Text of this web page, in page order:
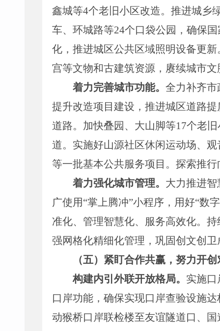
鑫城等4个老旧小区改造。 推进城乡
车、环城路等24个口袋公园 ，确保
化 ，推进城区公共区域照明设备更新
宫等文物和古建筑资源，赓续城市
着力完善城市功能。 全力补齐
提升改造项目建设 ， 推进城区道路提
道路。 加快叠园、大山脚等17个老
道。 实施好山源社区休闲运动场、
等一批基本公共服务项目 。 探索推行
着力强化城市管理。 大力推进
广使用“掌上腾冲”小程序 ，用好“数
准化、管理智慧化、服务高效化。 持
强网格化精细化管理，巩固创文创
（五） 紧盯合作共赢 ，努力开
构建内引外联开放格局。 实施
口岸功能，确保实现口岸查验设施达
动猴桥口岸联检楼至友谊隧道口、国